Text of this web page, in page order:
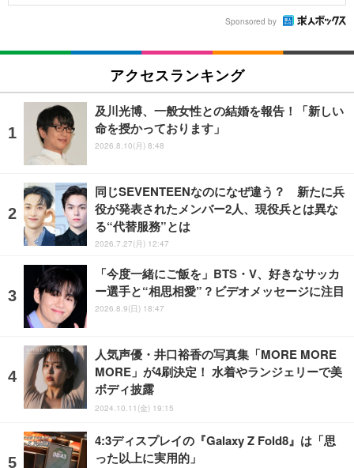
Sponsored by
アクセスランキング
及川光博、一般女性との結婚を報告！「新しい
命を授かっております」
2026.8.10(月) 8:48
同じSEVENTEENなのになぜ違う？ 新たに兵
役が発表されたメンバー2人、現役兵とは異な
る“代替服務”とは
2026.7.27(月) 12:47
「今度一緒にご飯を」BTS・V、好きなサッカ
ー選手と“相思相愛”？ビデオメッセージに注目
2026.8.9(日) 18:47
人気声優・井口裕香の写真集「MORE MORE
MORE」が4刷決定！ 水着やランジェリーで美
ボディ披露
2024.10.11(金) 19:15
4:3ディスプレイの『Galaxy Z Fold8』は「思
った以上に実用的」